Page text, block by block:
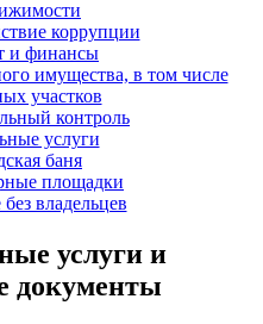
коррупции
и финансы
имущества, в том числе
участков
контроль
услуги
баня
площадки
владельцев
услуги и
документы